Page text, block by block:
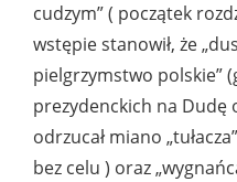
cudzym” ( początek
wstępie stanowił, że
pielgrzymstwo polskie”
prezydenckich na Dudę
odrzucał miano
bez celu ) oraz